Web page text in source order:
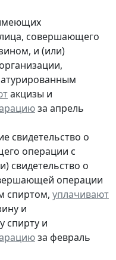
совершающего
и (или)
акцизы и
за апрель
свидетельство о
операции с
свидетельство о
операции
спиртом, уплачивают
и
спирту и
за февраль